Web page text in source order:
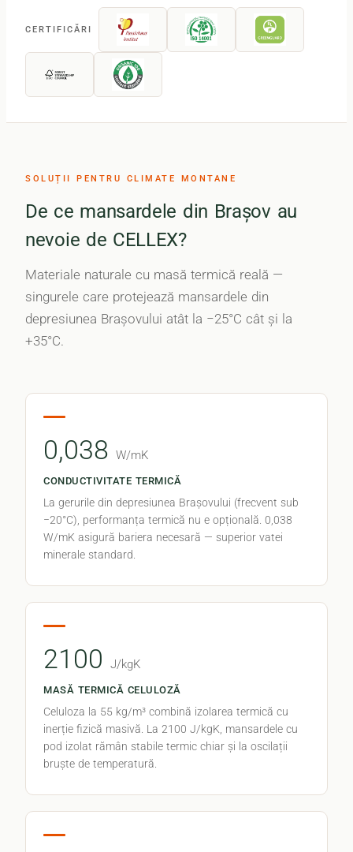
CERTIFICĂRI
SOLUȚII PENTRU CLIMATE MONTANE
De ce mansardele din Brașov au
nevoie de CELLEX?
Materiale naturale cu masă termică reală —
singurele care protejează mansardele din
depresiunea Brașovului atât la −25°C cât și la
+35°C.
0,038 W/mK
CONDUCTIVITATE TERMICĂ
La gerurile din depresiunea Brașovului (frecvent sub
−20°C), performanța termică nu e opțională. 0,038
W/mK asigură bariera necesară — superior vatei
minerale standard.
2100 J/kgK
MASĂ TERMICĂ CELULOZĂ
Celuloza la 55 kg/m³ combină izolarea termică cu
inerție fizică masivă. La 2100 J/kgK, mansardele cu
pod izolat rămân stabile termic chiar și la oscilații
bruște de temperatură.